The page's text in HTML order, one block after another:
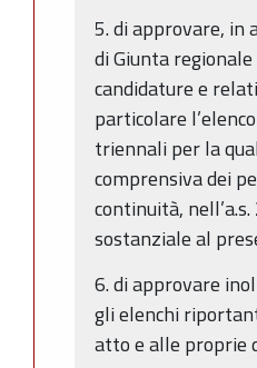
5. di approvare, in
di Giunta
candidature e
particolare
triennali per la
comprensiva dei
continuità,
sostanziale al
6. di approvare
gli elenchi
atto e alle proprie